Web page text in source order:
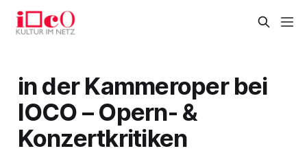
in der Kammeroper bei
IOCO – Opern- &
Konzertkritiken